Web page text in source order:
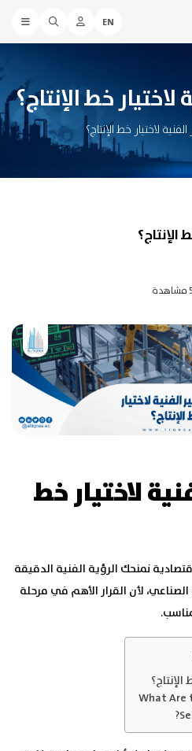
EN
لاختيار خط الإنتاج؟
لاختيار خط الإنتاج؟
الإنتاج؟
لاختيار خط
نمنحك الرؤية الفنية الدقيقة
لأن القرار الأهم في مرحلة
What Are